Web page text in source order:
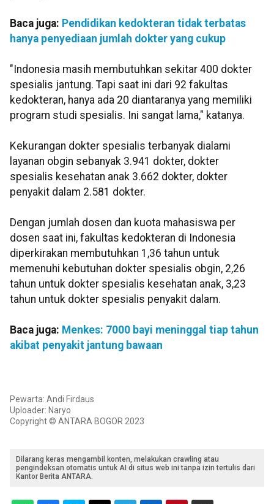
Baca juga: Pendidikan kedokteran tidak terbatas
hanya penyediaan jumlah dokter yang cukup
"Indonesia masih membutuhkan sekitar 400 dokter
spesialis jantung. Tapi saat ini dari 92 fakultas
kedokteran, hanya ada 20 diantaranya yang memiliki
program studi spesialis. Ini sangat lama," katanya.
Kekurangan dokter spesialis terbanyak dialami
layanan obgin sebanyak 3.941 dokter, dokter
spesialis kesehatan anak 3.662 dokter, dokter
penyakit dalam 2.581 dokter.
Dengan jumlah dosen dan kuota mahasiswa per
dosen saat ini, fakultas kedokteran di Indonesia
diperkirakan membutuhkan 1,36 tahun untuk
memenuhi kebutuhan dokter spesialis obgin, 2,26
tahun untuk dokter spesialis kesehatan anak, 3,23
tahun untuk dokter spesialis penyakit dalam.
Baca juga: Menkes: 7000 bayi meninggal tiap tahun
akibat penyakit jantung bawaan
Pewarta: Andi Firdaus
Uploader: Naryo
Copyright © ANTARA BOGOR 2023
Dilarang keras mengambil konten, melakukan crawling atau
pengindeksan otomatis untuk AI di situs web ini tanpa izin tertulis dari
Kantor Berita ANTARA.